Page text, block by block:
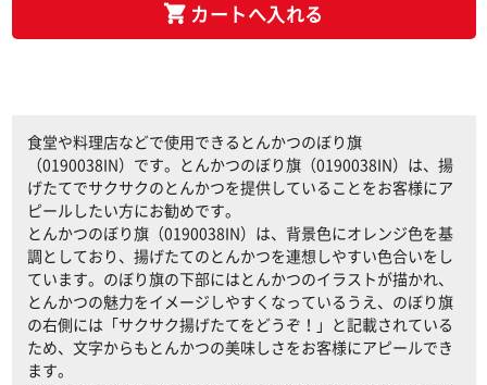
カートへ入れる
食堂や料理店などで使用できるとんかつのぼり旗
（0190038IN）です。とんかつのぼり旗（0190038IN）は、揚
げたてでサクサクのとんかつを提供していることをお客様にア
ピールしたい方にお勧めです。
とんかつのぼり旗（0190038IN）は、背景色にオレンジ色を基
調としており、揚げたてのとんかつを連想しやすい色合いをし
ています。のぼり旗の下部にはとんかつのイラストが描かれ、
とんかつの魅力をイメージしやすくなっているうえ、のぼり旗
の右側には「サクサク揚げたてをどうぞ！」と記載されている
ため、文字からもとんかつの美味しさをお客様にアピールでき
ます。